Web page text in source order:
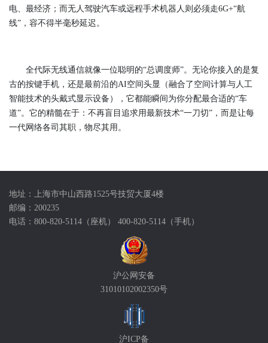
电、最经济；而无人驾驶汽车或远程手术机器人则必须走6G+“航
线”，容不得半毫秒延迟。
全代际无线通信就像一位聪明的“总调度师”。无论你接入的是复
古的按键手机，还是最前沿的AI空间头显（融合了空间计算与人工
智能技术的头戴式显示设备），它都能瞬间为你分配最合适的“车
道”。它的精髓在于：不再盲目追求用最新技术“一刀切”，而是让每
一代网络各司其职，物尽其用。
地址：上海市中山西路1525号技贸大厦4楼
邮编：200235
电话：800-820-5114（座机） 400-820-5114（手机）
沪公网安备
31010102002350号
沪ICP备